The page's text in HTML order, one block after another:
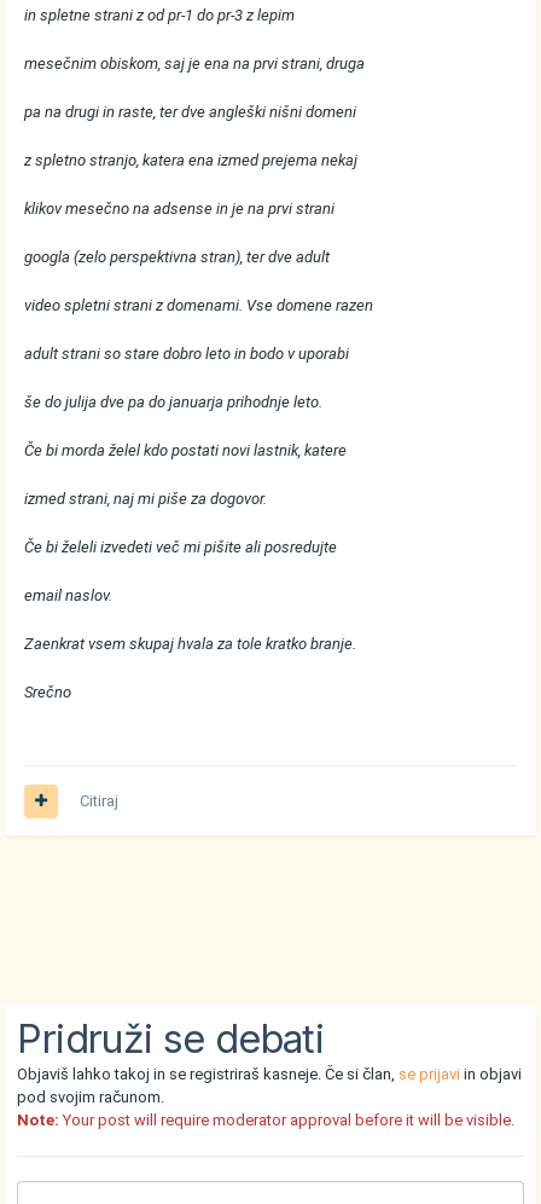
in spletne strani z od pr-1 do pr-3 z lepim
mesečnim obiskom, saj je ena na prvi strani, druga
pa na drugi in raste, ter dve angleški nišni domeni
z spletno stranjo, katera ena izmed prejema nekaj
klikov mesečno na adsense in je na prvi strani
googla (zelo perspektivna stran), ter dve adult
video spletni strani z domenami. Vse domene razen
adult strani so stare dobro leto in bodo v uporabi
še do julija dve pa do januarja prihodnje leto.
Če bi morda želel kdo postati novi lastnik, katere
izmed strani, naj mi piše za dogovor.
Če bi želeli izvedeti več mi pišite ali posredujte
email naslov.
Zaenkrat vsem skupaj hvala za tole kratko branje.
Srečno
Citiraj
Pridruži se debati
Objaviš lahko takoj in se registriraš kasneje. Če si član, se prijavi in objavi
pod svojim računom.
Note: Your post will require moderator approval before it will be visible.